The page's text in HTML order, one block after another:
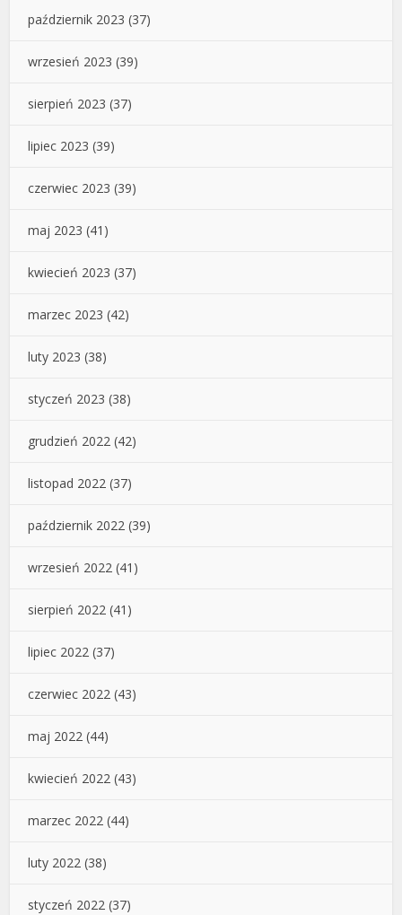
październik 2023 (37)
wrzesień 2023 (39)
sierpień 2023 (37)
lipiec 2023 (39)
czerwiec 2023 (39)
maj 2023 (41)
kwiecień 2023 (37)
marzec 2023 (42)
luty 2023 (38)
styczeń 2023 (38)
grudzień 2022 (42)
listopad 2022 (37)
październik 2022 (39)
wrzesień 2022 (41)
sierpień 2022 (41)
lipiec 2022 (37)
czerwiec 2022 (43)
maj 2022 (44)
kwiecień 2022 (43)
marzec 2022 (44)
luty 2022 (38)
styczeń 2022 (37)